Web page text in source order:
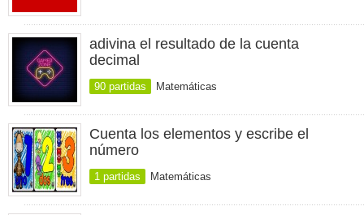
adivina el resultado de la cuenta
decimal
90 partidas Matemáticas
Cuenta los elementos y escribe el
número
1 partidas Matemáticas